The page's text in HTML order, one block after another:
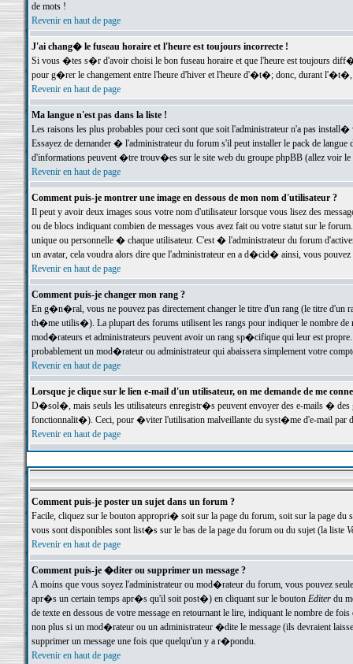
de mots !
Revenir en haut de page
J'ai chang� le fuseau horaire et l'heure est toujours incorrecte !
Si vous �tes s�r d'avoir choisi le bon fuseau horaire et que l'heure est toujours
pour g�rer le changement entre l'heure d'hiver et l'heure d'�t�; donc, durant
Revenir en haut de page
Ma langue n'est pas dans la liste !
Les raisons les plus probables pour ceci sont que soit l'administrateur n'a pas
Essayez de demander � l'administrateur du forum s'il peut installer le pack de
d'informations peuvent �tre trouv�es sur le site web du groupe phpBB (allez voir le
Revenir en haut de page
Comment puis-je montrer une image en dessous de mon nom d'utilisateur ?
Il peut y avoir deux images sous votre nom d'utilisateur lorsque vous lisez des
ou de blocs indiquant combien de messages vous avez fait ou votre statut sur le
unique ou personnelle � chaque utilisateur. C'est � l'administrateur du forum
un avatar, cela voudra alors dire que l'administrateur en a d�cid� ainsi, vous
Revenir en haut de page
Comment puis-je changer mon rang ?
En g�n�ral, vous ne pouvez pas directement changer le titre d'un rang (le titre d'un
th�me utilis�). La plupart des forums utilisent les rangs pour indiquer le nombre de
mod�rateurs et administrateurs peuvent avoir un rang sp�cifique qui leur est
probablement un mod�rateur ou administrateur qui abaissera simplement votre
Revenir en haut de page
Lorsque je clique sur le lien e-mail d'un utilisateur, on me demande de me
D�sol�, mais seuls les utilisateurs enregistr�s peuvent envoyer des e-mails �
fonctionnalit�). Ceci, pour �viter l'utilisation malveillante du syst�me d'e-mail par
Revenir en haut de page
Comment puis-je poster un sujet dans un forum ?
Facile, cliquez sur le bouton appropri� soit sur la page du forum, soit sur la page du
vous sont disponibles sont list�s sur le bas de la page du forum ou du sujet (la liste
Revenir en haut de page
Comment puis-je �diter ou supprimer un message ?
A moins que vous soyez l'administrateur ou mod�rateur du forum, vous pouvez
apr�s un certain temps apr�s qu'il soit post�) en cliquant sur le bouton Editerdu
de texte en dessous de votre message en retournant le lire, indiquant le nombre
non plus si un mod�rateur ou un administrateur �dite le message (ils devraient
supprimer un message une fois que quelqu'un y a r�pondu.
Revenir en haut de page